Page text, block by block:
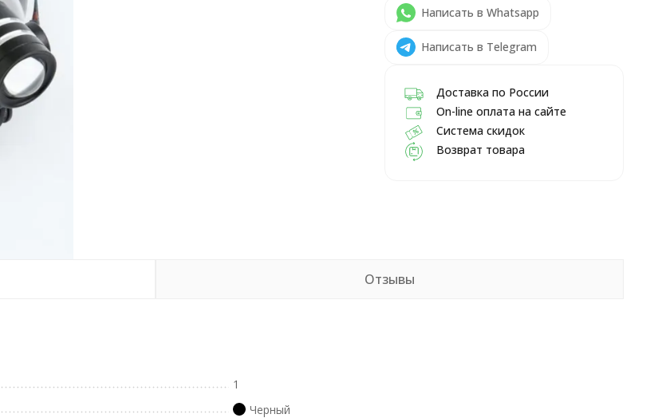
Написать в Whatsapp
Написать в Telegram
Доставка по России
On-line оплата на сайте
Система скидок
Возврат товара
Отзывы
1
Черный